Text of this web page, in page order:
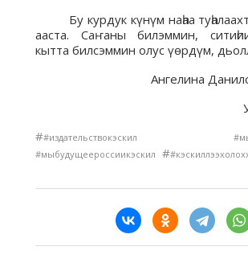
Бу курдук күнүм наһаа
ааста. Саҥаны билэммин,
кытта билсэммин олус үөрдүм,
Ангелина
##издательствокэскил
#мыбудущеероссиикэскил #